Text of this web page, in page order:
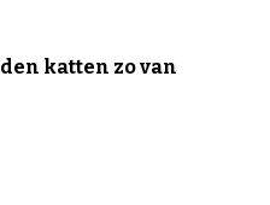
katten zo van